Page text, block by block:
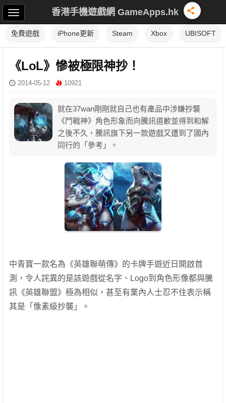
香港手機遊戲網 GameApps.hk
免費遊戲 iPhone更新 Steam Xbox UBISOFT
《LoL》慘被極限神抄！
2014-05-12 10921
就在37wan剛剛就自己也有產品中涉嫌抄襲
《鬥戰神》角色形象而向騰訊道歉並得到和解
之後不久，騰訊旗下另一款遊戲又遭到了國內
同行的「參考」。
中青寶一款名為《英雄聯萌傳》的卡牌手遊近日開啟首
測，令人詫異的是該遊戲從名字、Logo到角色形像都與騰
訊《英雄聯盟》極為相似，甚至有業內人士忍不住表示稱
其是「像素級抄襲」。